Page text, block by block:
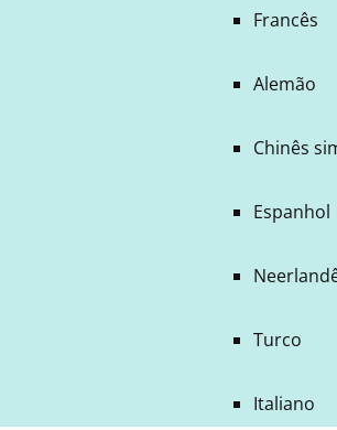
Francês
Alemão
Chinês
Espanhol
Turco
Italiano